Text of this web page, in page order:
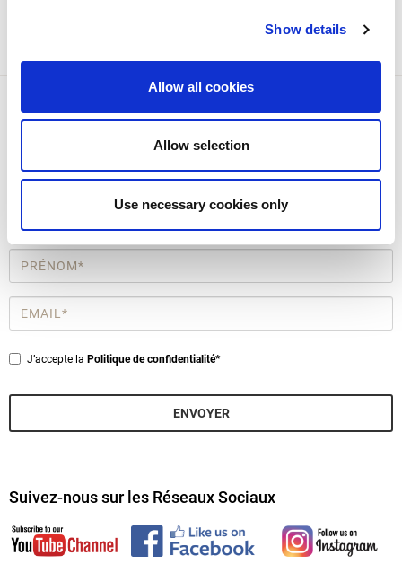
Show details
Allow all cookies
Allow selection
Use necessary cookies only
Inscrivez-vous à la newsletter
Vous recevrez des informations relatives aux expositions et aux
l’archéologie et bien plus encore.
Prénom
*
Email
*
Privacy
J’accepte la Politique de confidentialité*
ENVOYER
Suivez-nous sur les Réseaux Sociaux